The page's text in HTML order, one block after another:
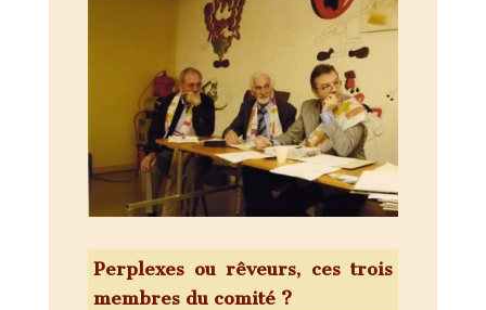
Perplexes ou rêveurs, ces trois
membres du comité ?